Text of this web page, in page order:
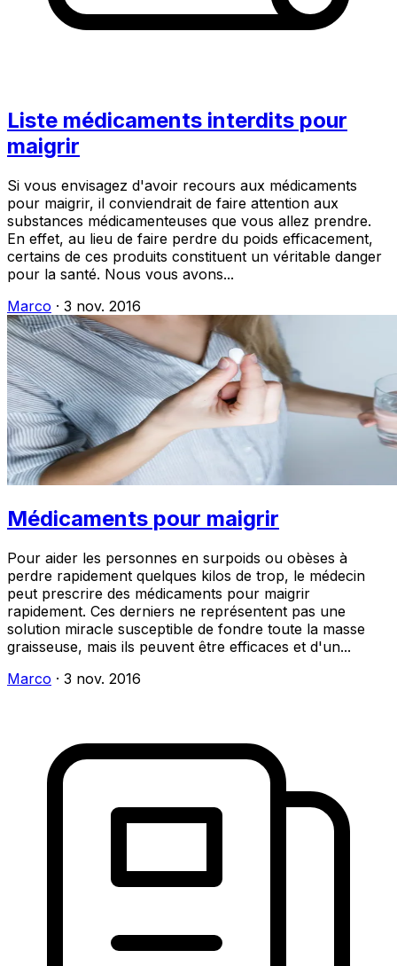
Liste médicaments interdits pour
maigrir
Si vous envisagez d'avoir recours aux médicaments
pour maigrir, il conviendrait de faire attention aux
substances médicamenteuses que vous allez prendre.
En effet, au lieu de faire perdre du poids efficacement,
certains de ces produits constituent un véritable danger
pour la santé. Nous vous avons...
Marco · 3 nov. 2016
Médicaments pour maigrir
Pour aider les personnes en surpoids ou obèses à
perdre rapidement quelques kilos de trop, le médecin
peut prescrire des médicaments pour maigrir
rapidement. Ces derniers ne représentent pas une
solution miracle susceptible de fondre toute la masse
graisseuse, mais ils peuvent être efficaces et d'un...
Marco · 3 nov. 2016